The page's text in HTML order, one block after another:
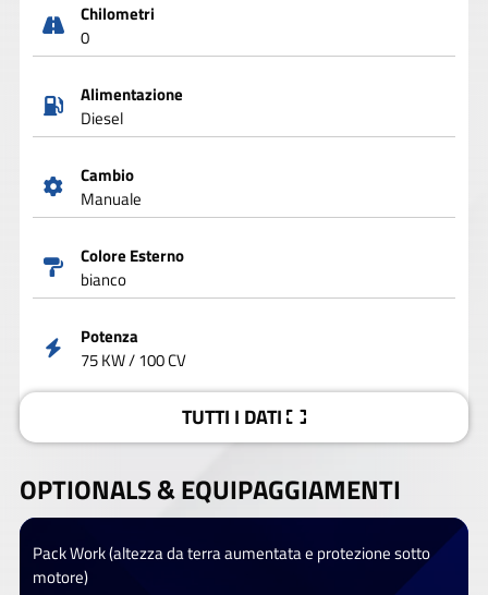
Chilometri
0
Alimentazione
Diesel
Cambio
Manuale
Colore Esterno
bianco
Potenza
75 KW / 100 CV
TUTTI I DATI
OPTIONALS &EQUIPAGGIAMENTI
Pack Work (altezza da terra aumentata e protezione sotto
motore)